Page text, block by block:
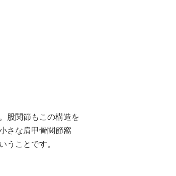
股関節もこの構造を
さな肩甲骨関節窩
うことです。